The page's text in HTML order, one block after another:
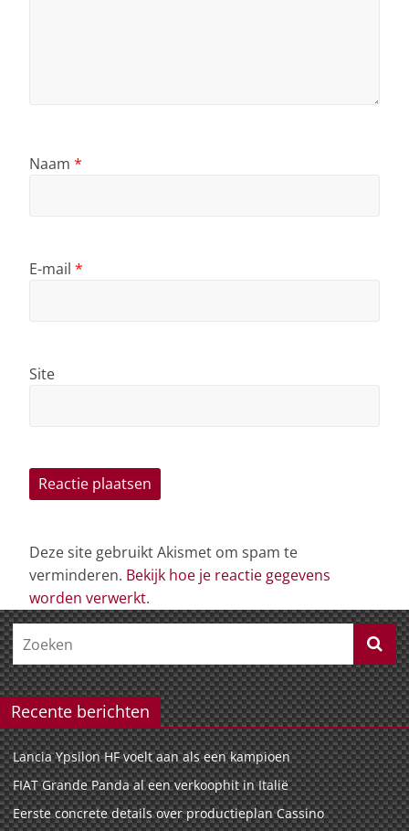
Naam *
E-mail *
Site
Deze site gebruikt Akismet om spam te
verminderen. Bekijk hoe je reactie gegevens
worden verwerkt.
Recente berichten
Lancia Ypsilon HF voelt aan als een kampioen
FIAT Grande Panda al een verkoophit in Italië
Eerste concrete details over productieplan Cassino